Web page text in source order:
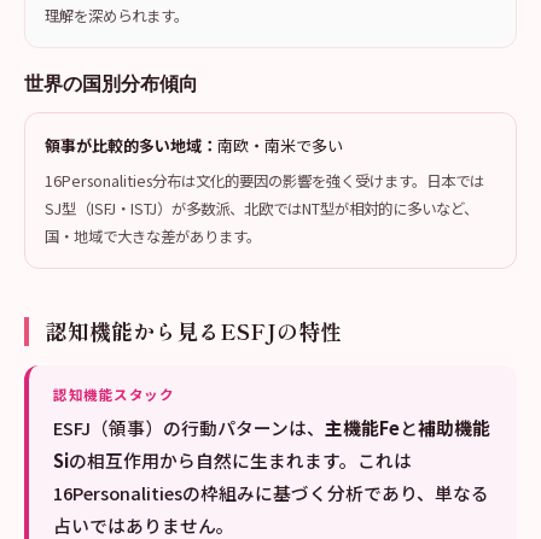
理解を深められます。
世界の国別分布傾向
領事が比較的多い地域： 南欧・南米で多い
16Personalities分布は文化的要因の影響を強く受けます。日本では
SJ型（ISFJ・ISTJ）が多数派、北欧ではNT型が相対的に多いなど、
国・地域で大きな差があります。
認知機能から見るESFJの特性
認知機能スタック
ESFJ（領事）の行動パターンは、 主機能Feと補助機能
Siの相互作用から自然に生まれます。これは
16Personalitiesの枠組みに基づく分析であり、単なる
占いではありません。